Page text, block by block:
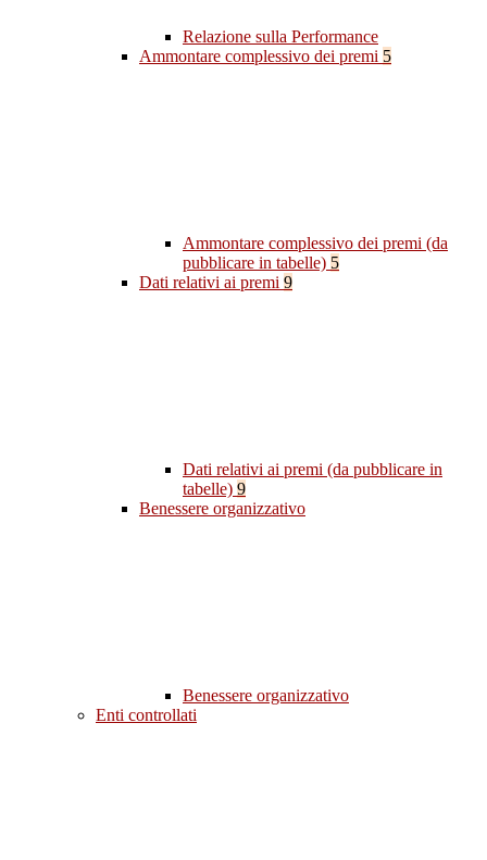
Relazione sulla Performance
Ammontare complessivo dei premi 5
Ammontare complessivo dei premi (da
pubblicare in tabelle) 5
Dati relativi ai premi 9
Dati relativi ai premi (da pubblicare in
tabelle) 9
Benessere organizzativo
Benessere organizzativo
Enti controllati